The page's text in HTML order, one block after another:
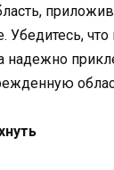
что
надежно